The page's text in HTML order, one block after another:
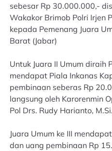
sebesar Rp 30.000.000,-
Wakakor Brimob Polri Irjen
kepada Pemenang Juara
Barat (Jabar)
Untuk Juara II Umum diraih
mendapat Piala Inkanas
pembinaan seberas Rp
langsung oleh Karorenmin
Pol Drs. Rudy Harianto, M.Si.
Juara Umum ke III
dan uang pembinaan Rp